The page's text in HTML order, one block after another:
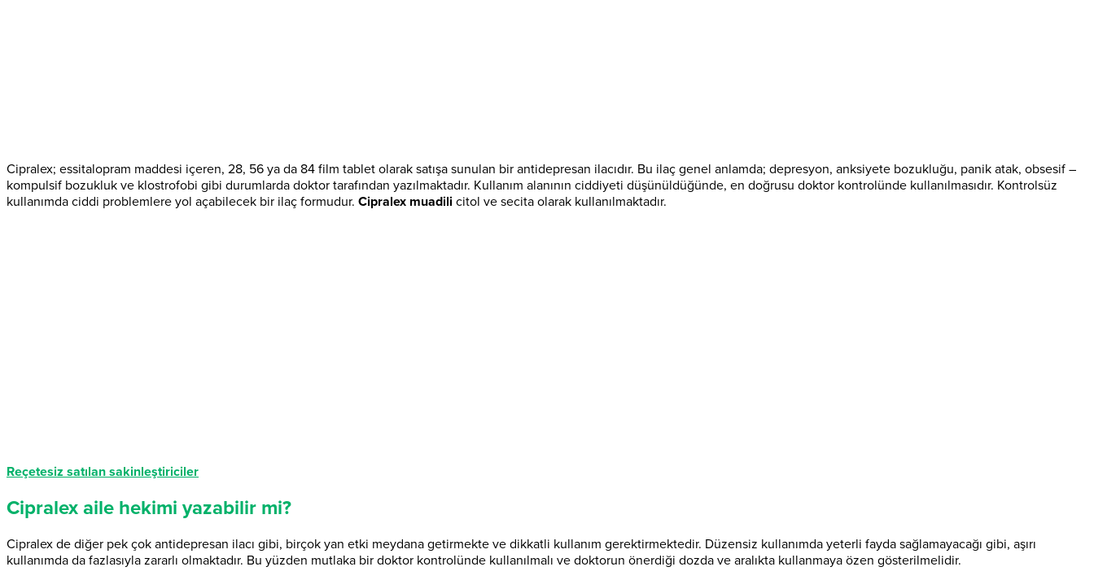
Cipralex; essitalopram maddesi içeren, 28, 56 ya da 84 film tablet olarak satışa sunulan bir antidepresan ilacıdır. Bu ilaç genel anlamda; depresyon, anksiyete bozukluğu, panik atak, obsesif –
kompulsif bozukluk ve klostrofobi gibi durumlarda doktor tarafından yazılmaktadır. Kullanım alanının ciddiyeti düşünüldüğünde, en doğrusu doktor kontrolünde kullanılmasıdır. Kontrolsüz
kullanımda ciddi problemlere yol açabilecek bir ilaç formudur. Cipralex muadili citol ve secita olarak kullanılmaktadır.
Reçetesiz satılan sakinleştiriciler
Cipralex aile hekimi yazabilir mi?
Cipralex de diğer pek çok antidepresan ilacı gibi, birçok yan etki meydana getirmekte ve dikkatli kullanım gerektirmektedir. Düzensiz kullanımda yeterli fayda sağlamayacağı gibi, aşırı
kullanımda da fazlasıyla zararlı olmaktadır. Bu yüzden mutlaka bir doktor kontrolünde kullanılmalı ve doktorun önerdiği dozda ve aralıkta kullanmaya özen gösterilmelidir.